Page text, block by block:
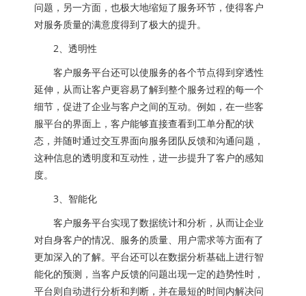
问题，另一方面，也极大地缩短了服务环节，使得客户
对服务质量的满意度得到了极大的提升。
2、透明性
客户服务平台还可以使服务的各个节点得到穿透性
延伸，从而让客户更容易了解到整个服务过程的每一个
细节，促进了企业与客户之间的互动。例如，在一些客
服平台的界面上，客户能够直接查看到工单分配的状
态，并随时通过交互界面向服务团队反馈和沟通问题，
这种信息的透明度和互动性，进一步提升了客户的感知
度。
3、智能化
客户服务平台实现了数据统计和分析，从而让企业
对自身客户的情况、服务的质量、用户需求等方面有了
更加深入的了解。平台还可以在数据分析基础上进行智
能化的预测，当客户反馈的问题出现一定的趋势性时，
平台则自动进行分析和判断，并在最短的时间内解决问